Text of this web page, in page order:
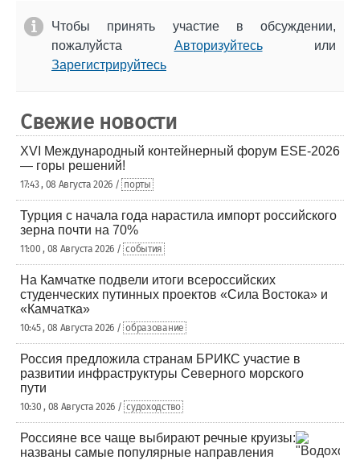
Чтобы принять участие в обсуждении,
пожалуйста Авторизуйтесьили
Зарегистрируйтесь
Свежие новости
XVI Международный контейнерный форум ESE-2026
— горы решений!
17:43 , 08 Августа 2026 / порты
Турция с начала года нарастила импорт российского
зерна почти на 70%
11:00 , 08 Августа 2026 / события
На Камчатке подвели итоги всероссийских
студенческих путинных проектов «Сила Востока» и
«Камчатка»
10:45 , 08 Августа 2026 / образование
Россия предложила странам БРИКС участие в
развитии инфраструктуры Северного морского
пути
10:30 , 08 Августа 2026 / судоходство
Россияне все чаще выбирают речные круизы:
названы самые популярные направления